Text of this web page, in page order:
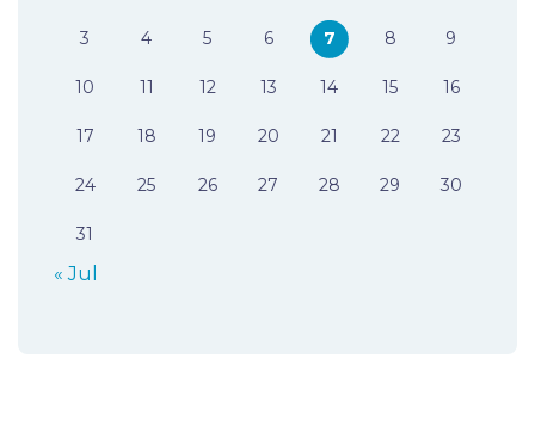
3 4 5 6 7 8 9
10 11 12 13 14 15 16
17 18 19 20 21 22 23
24 25 26 27 28 29 30
31
« Jul